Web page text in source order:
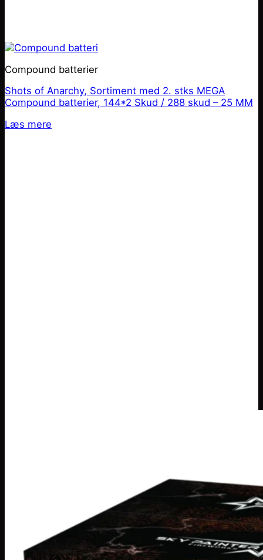
Compound batterier
Shots of Anarchy, Sortiment med 2. stks MEGA
Compound batterier, 144*2 Skud / 288 skud – 25 MM
Læs mere